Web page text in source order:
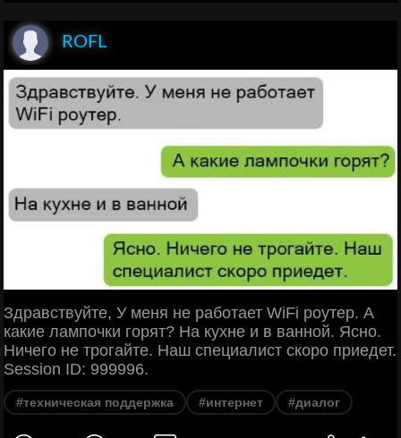
ROFL
Здравствуйте, У меня не работает WiFi роутер. А
какие лампочки горят? На кухне и в ванной. Ясно.
Ничего не трогайте. Наш специалист скоро приедет.
Session ID: 999996.
#техническая поддержка #интернет #диалог